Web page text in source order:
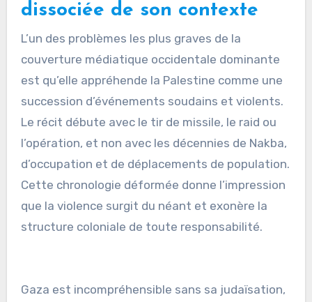
dissociée de son contexte
L’un des problèmes les plus graves de la
couverture médiatique occidentale dominante
est qu’elle appréhende la Palestine comme une
succession d’événements soudains et violents.
Le récit débute avec le tir de missile, le raid ou
l’opération, et non avec les décennies de Nakba,
d’occupation et de déplacements de population.
Cette chronologie déformée donne l’impression
que la violence surgit du néant et exonère la
structure coloniale de toute responsabilité.
Gaza est incompréhensible sans sa judaïsation,